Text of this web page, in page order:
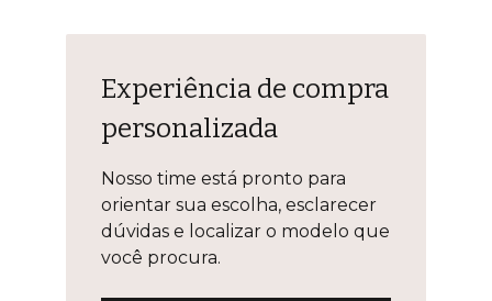
Experiência de compra
personalizada
Nosso time está pronto para
orientar sua escolha, esclarecer
dúvidas e localizar o modelo que
você procura.